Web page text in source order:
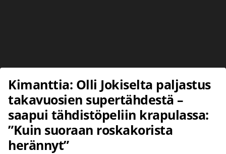
Kimanttia: Olli Jokiselta paljastus
takavuosien supertähdestä –
saapui tähdistöpeliin krapulassa:
”Kuin suoraan roskakorista
herännyt”